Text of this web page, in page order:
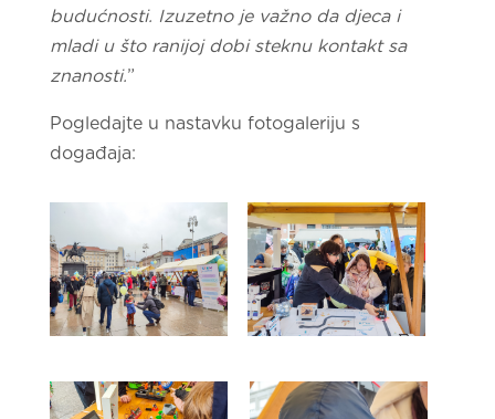
budućnosti. Izuzetno je važno da djeca i
mladi u što ranijoj dobi steknu kontakt sa
znanosti.”
Pogledajte u nastavku fotogaleriju s
događaja: